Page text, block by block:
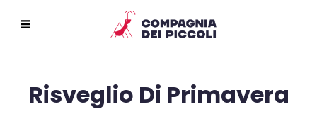
Risveglio Di Primavera